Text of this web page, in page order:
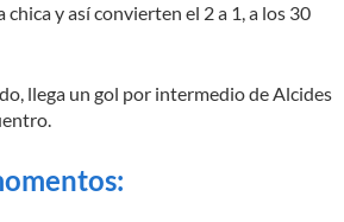
y así convierten el 2 a 1, a los 30
llega un gol por intermedio de Alcides